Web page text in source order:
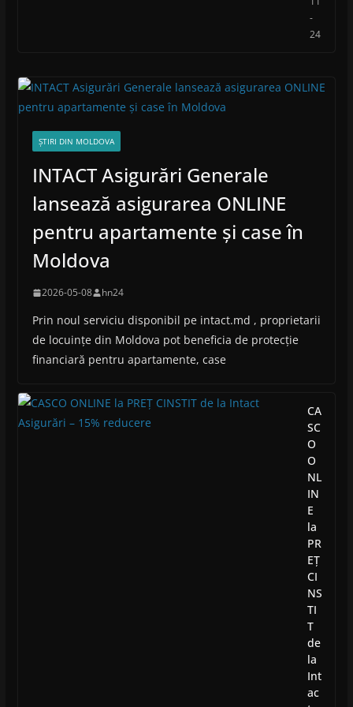
-
24
ȘTIRI DIN MOLDOVA
INTACT Asigurări Generale
lansează asigurarea ONLINE
pentru apartamente și case în
Moldova
2026-05-08 hn24
Prin noul serviciu disponibil pe intact.md , proprietarii
de locuințe din Moldova pot beneficia de protecție
financiară pentru apartamente, case
CA
SC
O
O
NL
IN
E
la
PR
EȚ
CI
NS
TI
T
de
la
Int
ac